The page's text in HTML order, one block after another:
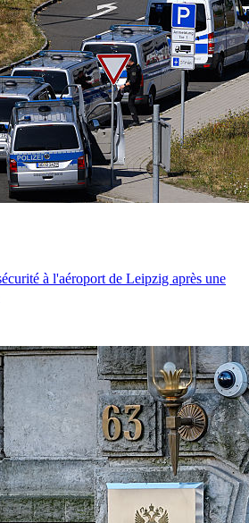
à l'aéroport de Leipzig après une